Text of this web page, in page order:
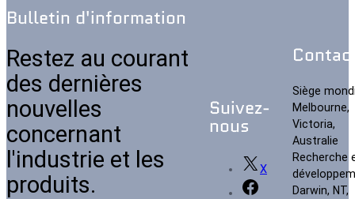
Bulletin d'information
Restez au courant
des dernières
nouvelles
concernant
l'industrie et les
produits.
Suivez-
nous
X
Siège
Melbourne,
Victoria,
Australie
Recherche
Darwin, NT,